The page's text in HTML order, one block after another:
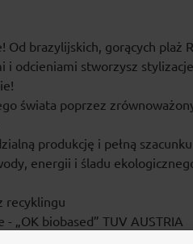
Od brazylijskich, gorących
i odcieniami stworzysz
świata poprzez
produkcję i pełną
energii i śladu
recyklingu
„OK biobased” TUV AUSTRIA